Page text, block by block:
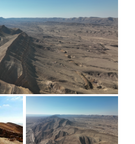
מחנות קיץ
חופשות בבתי ספר שדה
ארץ אהבתי – קבוצות טיולים למבוגרים
הזמינו טיול מודרך